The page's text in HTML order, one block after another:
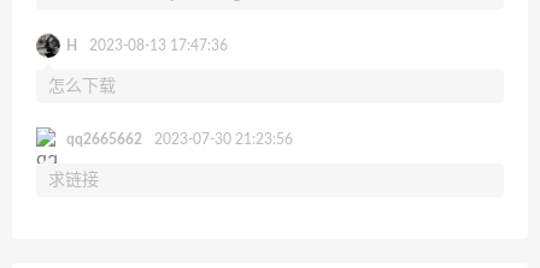
H 2023-08-13 17:47:36
怎么下载
qq2665662 2023-07-30 21:23:56
求链接